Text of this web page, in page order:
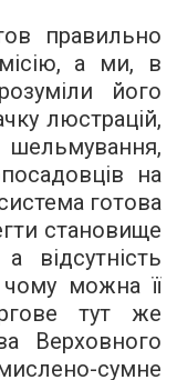
правильно
а ми, в
його
люстрацій,
шельмування,
на
готова
становище
можна її
тут же
Верховного
сумне